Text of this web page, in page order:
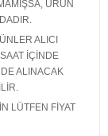
ÜRÜN
ALICI
İÇİNDE
ALINACAK
LÜTFEN FİYAT